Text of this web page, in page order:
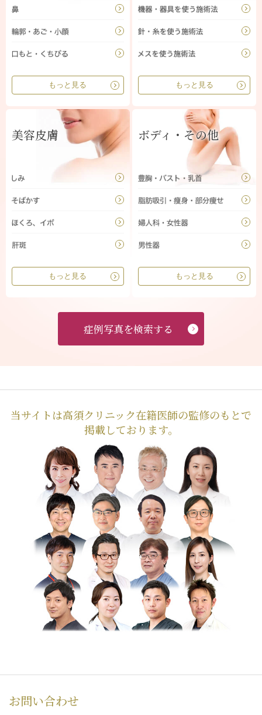
もっと見る もっと見る
美容皮膚
もっと見る
ボディ・その他
もっと見る
症例写真を検索する
当サイトは高須クリニック在籍医師の監修のもとで
掲載しております。
お問い合わせ